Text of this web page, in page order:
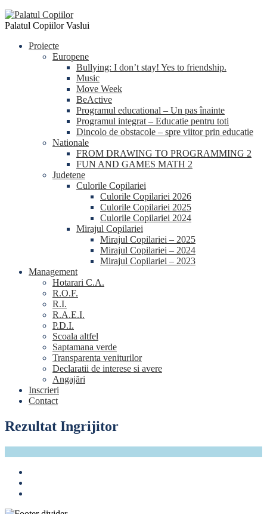
Palatul Copiilor Vaslui
Proiecte
Europene
Bullying: I don’t stay! Yes to friendship.
Music
Move Week
BeActive
Programul educational – Un pas înainte
Programul integrat – Educatie pentru toti
Dincolo de obstacole – spre viitor prin educatie
Nationale
FROM DRAWING TO PROGRAMMING 2
FUN AND GAMES MATH 2
Judetene
Culorile Copilariei
Culorile Copilariei 2026
Culorile Copilariei 2025
Culorile Copilariei 2024
Mirajul Copilariei
Mirajul Copilariei – 2025
Mirajul Copilariei – 2024
Mirajul Copilariei – 2023
Management
Hotarari C.A.
R.O.F.
R.I.
R.A.E.I.
P.D.I.
Scoala altfel
Saptamana verde
Transparenta veniturilor
Declaratii de interese si avere
Angajări
Inscrieri
Contact
Rezultat Ingrijitor